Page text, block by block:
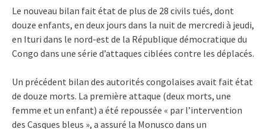
Le nouveau bilan fait état de plus de 28 civils tués, dont
douze enfants, en deux jours dans la nuit de mercredi à jeudi,
en Ituri dans le nord-est de la République démocratique du
Congo dans une série d’attaques ciblées contre les déplacés.
Un précédent bilan des autorités congolaises avait fait état
de douze morts. La première attaque (deux morts, une
femme et un enfant) a été repoussée « par l’intervention
des Casques bleus », a assuré la Monusco dans un